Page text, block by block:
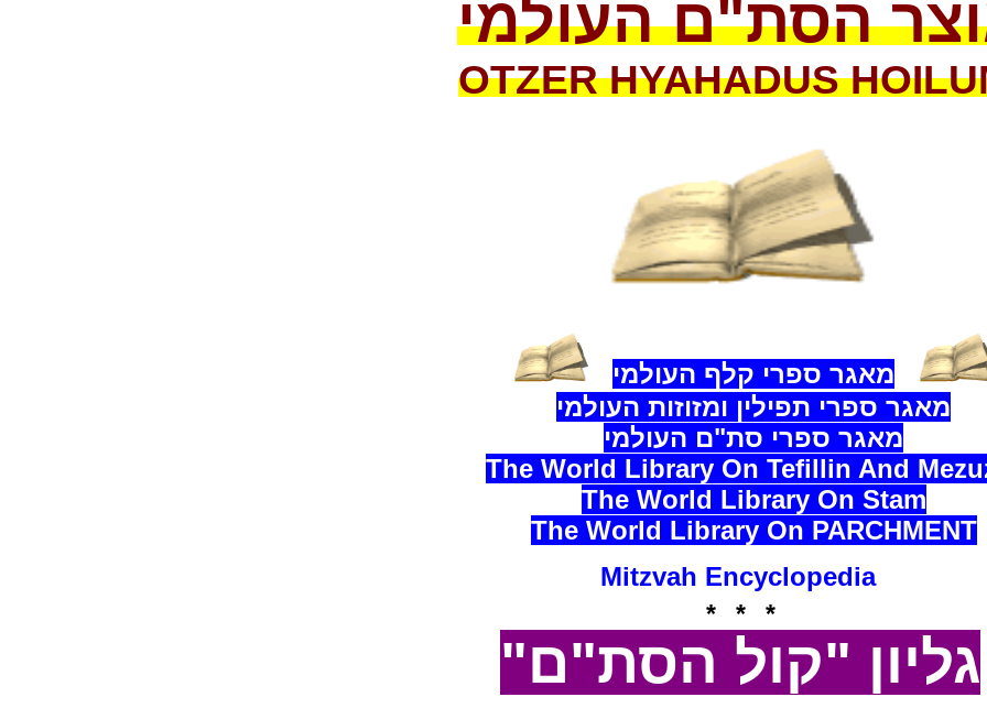
הסת"ם העולמי
OTZER HYAHADUS
מאגר ספרי קלף העולמי
מאגר ספרי תפילין ומזוזות העולמי
מאגר ספרי סת"ם העולמי
The World Library On Tefillin And
The World Library On Stam
The World Library On PARCHMENT
Mitzvah Encyclopedia
* * *
גליון "קול הסת"ם"